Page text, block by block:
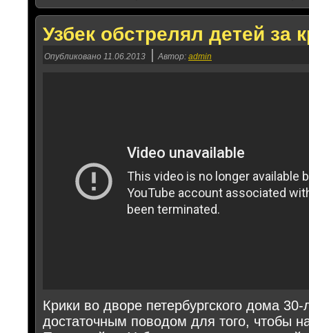
Узбек обстрелял детей за
Опубликовано 11.06.2013 Автор: admin
Крики во дворе петербургского дома
достаточным поводом для того, чтобы